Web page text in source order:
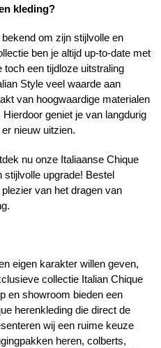
kleding?
om zijn stijlvolle en
ben je altijd up-to-date met
een tijdloze uitstraling
Style veel waarde aan
van hoogwaardige materialen
geniet je van langdurig
nieuw uitzien.
nu onze Italiaanse Chique
stijlvolle upgrade! Bestel
van het dragen van
eigen karakter willen geven,
collectie Italian Chique
en showroom bieden een
herenkleding die direct de
wij een ruime keuze
heren, colberts,